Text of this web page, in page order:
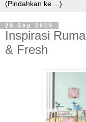
29 Sep 2019
Inspirasi
& Fresh